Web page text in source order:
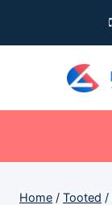
Home / Tooted /